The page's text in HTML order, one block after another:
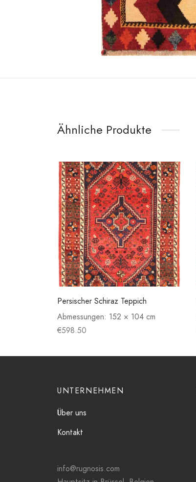
Ähnliche Produkte
Persischer Schiraz Teppich
Abmessungen: 152 × 104 cm
€598.50
UNTERNEHMEN
Über uns
Kontakt
info@rugnosis.com